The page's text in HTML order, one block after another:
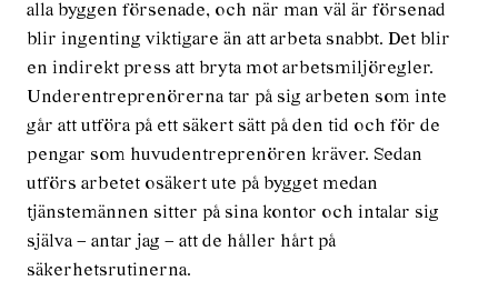
alla byggen försenade, och när man väl är försenad
blir ingenting viktigare än att arbeta snabbt. Det blir
en indirekt press att bryta mot arbetsmiljöregler.
Underentreprenörerna tar på sig arbeten som inte
går att utföra på ett säkert sätt på den tid och för de
pengar som huvudentreprenören kräver. Sedan
utförs arbetet osäkert ute på bygget medan
tjänstemännen sitter på sina kontor och intalar sig
själva – antar jag – att de håller hårt på
säkerhetsrutinerna.